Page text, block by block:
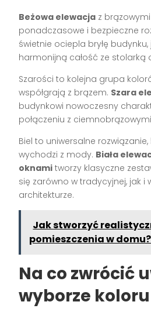
Beżowa elewacja z
ponadczasowe i bezpieczne
świetnie ociepla bryłę
harmonijną całość ze stolarką
Szarości to kolejna grupa
współgrają z brązem. Szara
budynkowi nowoczesny
połączeniu z
Biel to uniwersalne
wychodzi z mody. Biała
oknami tworzy klasyczne
się zarówno w tradycyjnej, jak i
architekturze.
Jak stworzyć
pomieszczenia w domu?
Na co zwrócić
wyborze